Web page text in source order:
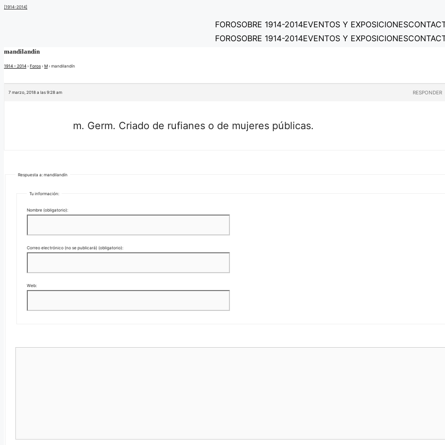
Saltar
[1914-2014]
FOROSOBRE 1914-2014EVENTOS Y EXPOSICIONES
FOROSOBRE 1914-2014EVENTOS Y EXPOSICIONES
mandilandín
1914 – 2014 › Foros › M › mandilandín
7 marzo, 2018 a las 9:28 am RESPONDER
m. Germ. Criado de rufianes o de mujeres públicas.
Respuesta a: mandilandín
Tu información:
Nombre (obligatorio):
Correo electrónico (no se publicará) (obligatorio):
Web: